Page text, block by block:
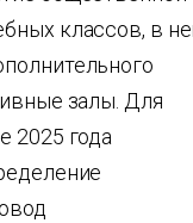
классов, в
залы. Для
2025 года